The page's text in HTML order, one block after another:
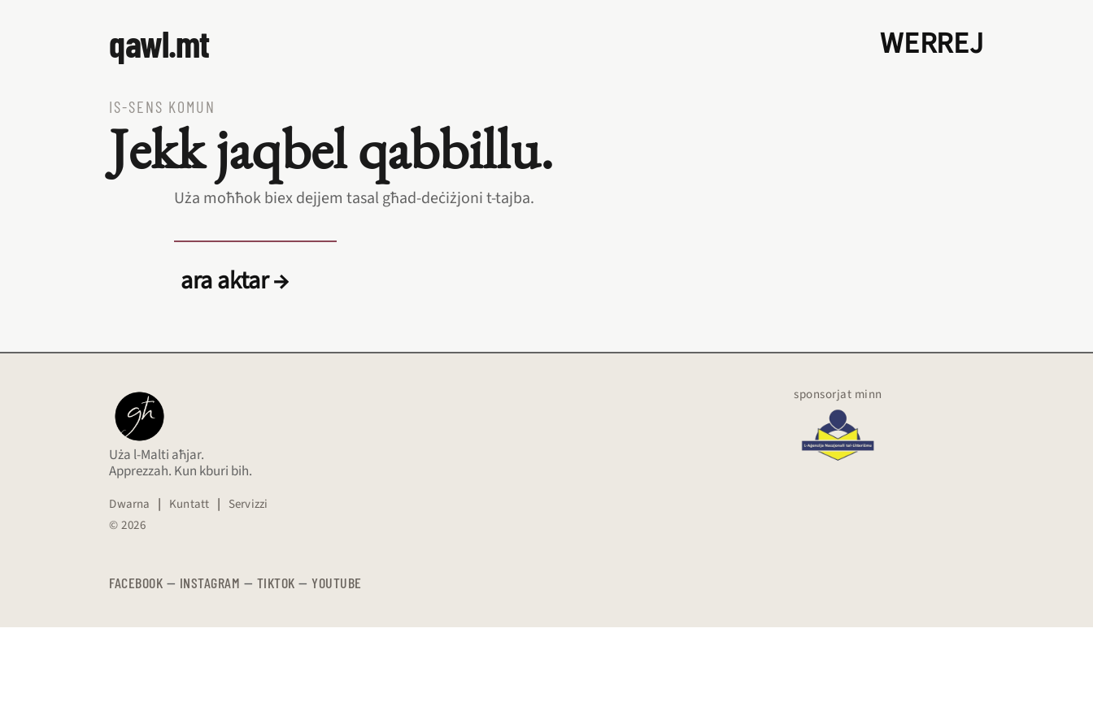
qawl.mt WERREJ
IS‑SENS KOMUN
Jekk jaqbel qabbillu.
Uża moħħok biex dejjem tasal għad‑deċiżjoni t‑tajba.
ara aktar →
Uża l-Malti aħjar.
Apprezzah. Kun kburi bih.
Dwarna | Kuntatt | Servizzi
© 2026
FACEBOOK — INSTAGRAM — TIKTOK — YOUTUBE
sponsorjat minn